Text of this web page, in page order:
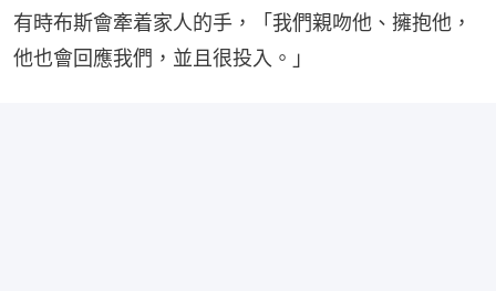
有時布斯會牽着家人的手，「我們親吻他、擁抱他，
他也會回應我們，並且很投入。」